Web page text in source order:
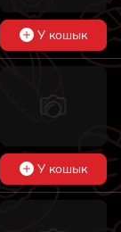
У кошык
У кошык